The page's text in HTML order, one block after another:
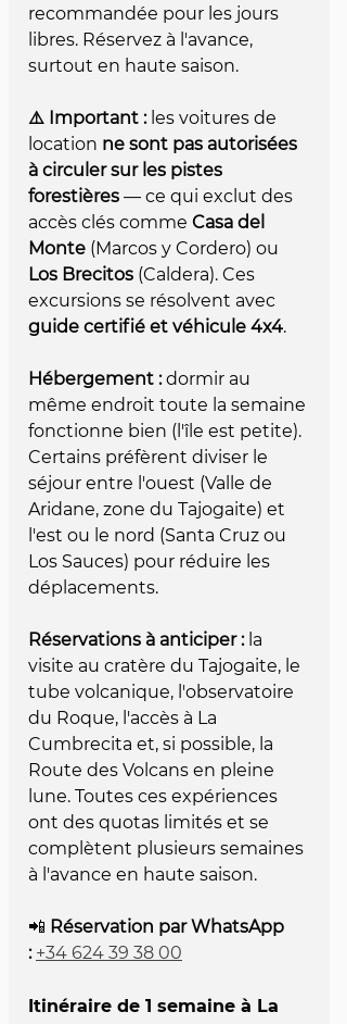
recommandée pour les jours
libres. Réservez à l'avance,
surtout en haute saison.
⚠️ Important : les voitures de
location ne sont pas autorisées
à circuler sur les pistes
forestières — ce qui exclut des
accès clés comme Casa del
Monte (Marcos y Cordero) ou
Los Brecitos (Caldera). Ces
excursions se résolvent avec
guide certifié et véhicule 4x4.
Hébergement : dormir au
même endroit toute la semaine
fonctionne bien (l'île est petite).
Certains préfèrent diviser le
séjour entre l'ouest (Valle de
Aridane, zone du Tajogaite) et
l'est ou le nord (Santa Cruz ou
Los Sauces) pour réduire les
déplacements.
Réservations à anticiper : la
visite au cratère du Tajogaite, le
tube volcanique, l'observatoire
du Roque, l'accès à La
Cumbrecita et, si possible, la
Route des Volcans en pleine
lune. Toutes ces expériences
ont des quotas limités et se
complètent plusieurs semaines
à l'avance en haute saison.
📲 Réservation par WhatsApp
: +34 624 39 38 00
Itinéraire de 1 semaine à La